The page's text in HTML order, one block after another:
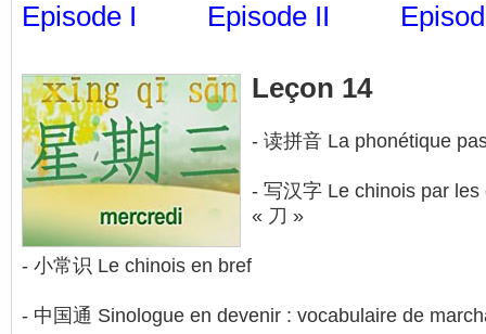
Episode I Episode II
Leçon 14
- 读拼音 La phonétique
- 写汉字 Le chinois par
« 刀 »
- 小常识 Le chinois en bref
- 中国通 Sinologue en devenir : vocabulaire de